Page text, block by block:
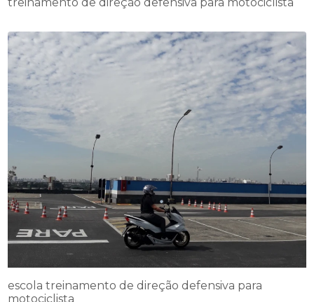
escola treinamento de direção defensiva para
motociclista